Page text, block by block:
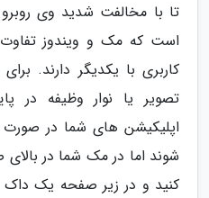
تا با مخالفت شدید وی
است که مک و ویندوز
تصویر یا نوار وظیفه در
اپلیکیشن های شما در
شوند اما در مک شما در
کنید و در زیر صفحه یک